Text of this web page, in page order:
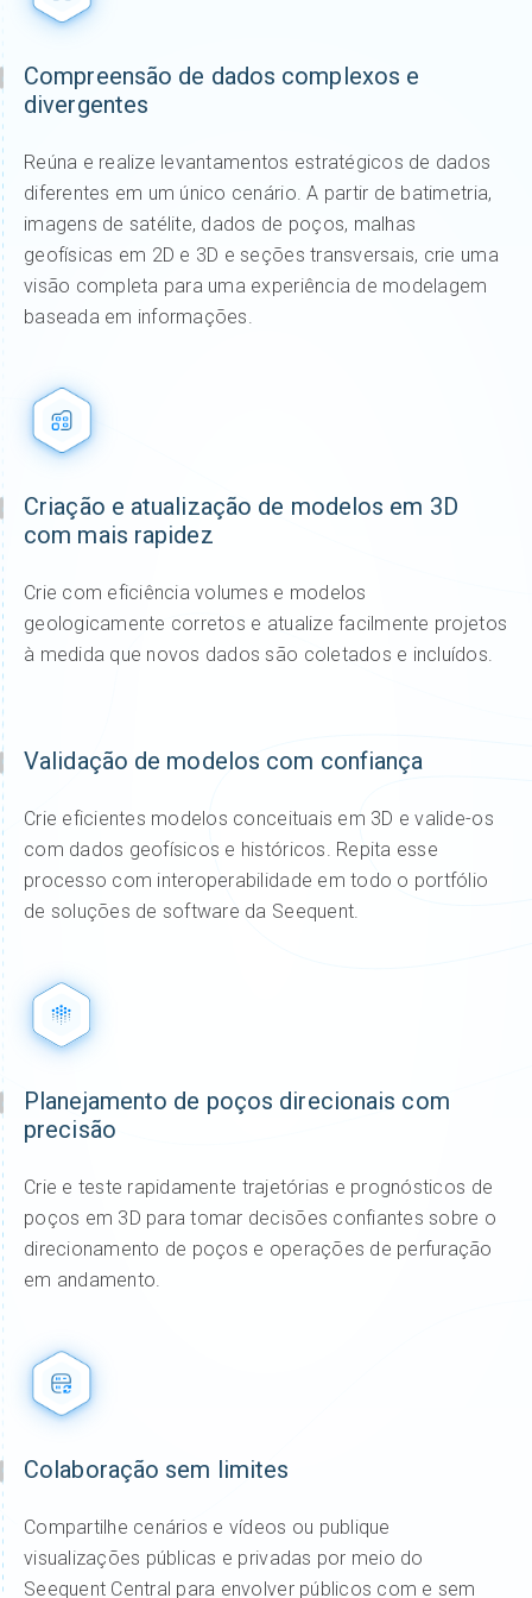
Compreensão de dados complexos e
divergentes
Reúna e realize levantamentos estratégicos de dados
diferentes em um único cenário. A partir de batimetria,
imagens de satélite, dados de poços, malhas
geofísicas em 2D e 3D e seções transversais, crie uma
visão completa para uma experiência de modelagem
baseada em informações.
Criação e atualização de modelos em 3D
com mais rapidez
Crie com eficiência volumes e modelos
geologicamente corretos e atualize facilmente projetos
à medida que novos dados são coletados e incluídos.
Validação de modelos com confiança
Crie eficientes modelos conceituais em 3D e valide-os
com dados geofísicos e históricos. Repita esse
processo com interoperabilidade em todo o portfólio
de soluções de software da Seequent.
Planejamento de poços direcionais com
precisão
Crie e teste rapidamente trajetórias e prognósticos de
poços em 3D para tomar decisões confiantes sobre o
direcionamento de poços e operações de perfuração
em andamento.
Colaboração sem limites
Compartilhe cenários e vídeos ou publique
visualizações públicas e privadas por meio do
Seequent Central para envolver públicos com e sem